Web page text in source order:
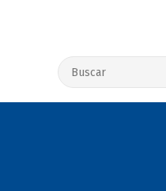
Buscar no site